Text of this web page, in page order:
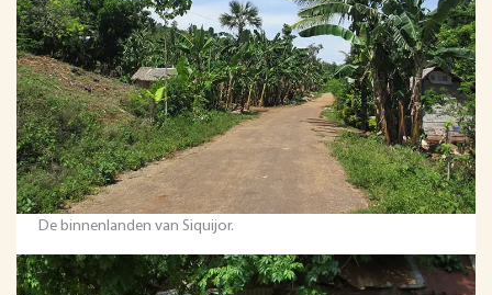
De binnenlanden van Siquijor.